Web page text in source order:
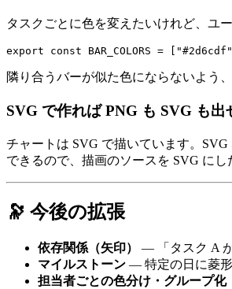
タスクごとに色を変えたいけれど、ユ
隣り合うバーが似た色にならないよう
SVG で作れば PNG も SVG も出
チャートは SVG で描いています。
できるので、描画のソースを SVG に
🔭 今後の拡張
依存関係（矢印）
— 「タスク A
マイルストーン — 特定の日に菱
担当者ごとの色分け・グループ化